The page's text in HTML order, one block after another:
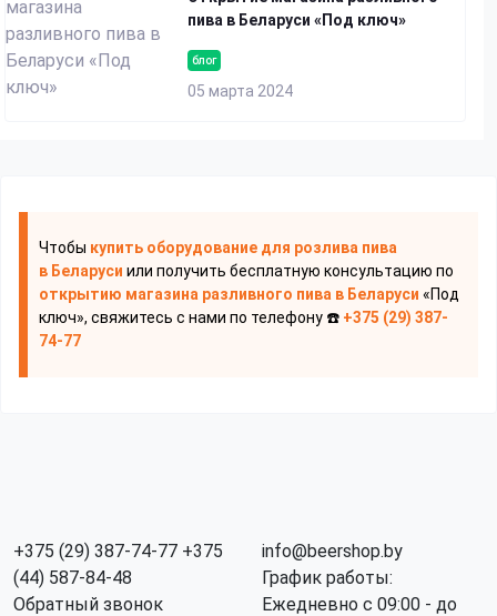
блог
05 марта 2024
пива в Беларуси «Под ключ»
Чтобы купить оборудование для розлива пива
в Беларуси или получить бесплатную консультацию по
открытию магазина разливного пива в Беларуси «Под
ключ», свяжитесь с нами по телефону ☎️ +375 (29) 387-
74-77
+375 (29) 387-74-77 +375
(44) 587-84-48
Обратный звонок
info@beershop.by
График работы:
Ежедневно с 09:00 - до